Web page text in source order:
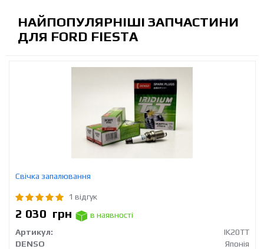
НАЙПОПУЛЯРНІШІ ЗАПЧАСТИНИ
ДЛЯ FORD FIESTA
Свічка запалювання
1 відгук
2 030 грн
в наявності
Артикул:
IK20TT
DENSO
Японія